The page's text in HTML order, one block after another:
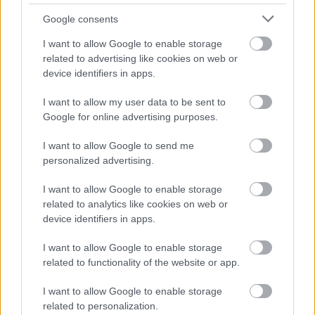
Google consents
I want to allow Google to enable storage
related to advertising like cookies on web or
device identifiers in apps.
I want to allow my user data to be sent to
Google for online advertising purposes.
I want to allow Google to send me
personalized advertising.
I want to allow Google to enable storage
related to analytics like cookies on web or
device identifiers in apps.
I want to allow Google to enable storage
related to functionality of the website or app.
I want to allow Google to enable storage
related to personalization.
történet a város polgármesteréről szól, aki már 25 éve
tölti be ezt a tisztséget, ám most egy új, fiatal ellenféllel
találja magát szemben. A főszerepben Gerard
Depardieu.
A főszerepben Winona Ryder, aki egy anyát alakít majd,
szigorúan titkos kísérleteket, rémisztő természetfeletti
erőket és egy nagyon furcsa kislányt is.
Marvel’s Luke Cage
Minden bizonnyal ez a legvártabb a felsoroltak közül.
Ami nem csoda, hiszen aDaredevilés a
Jessica Jones
sikere után mindenki kiváncsian várja, mit tudnak kihozni
hogy így egy lépéssel (és hőssel) ismét közelebb